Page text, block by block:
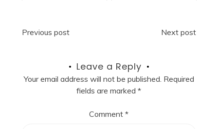
Post
Previous post Next post
Leave a Reply
Your email address will not be published. Required
fields are marked*
Comment*